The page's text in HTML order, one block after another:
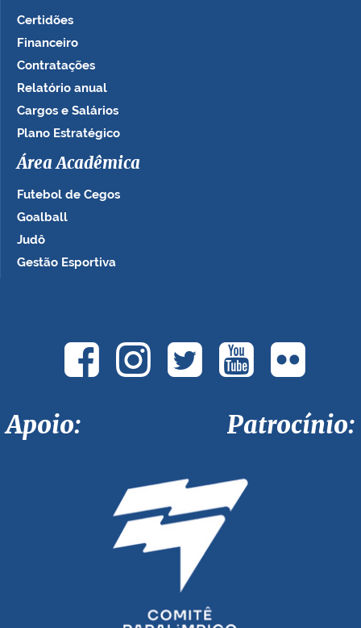
Certidões
Financeiro
Contratações
Relatório anual
Cargos e Salários
Plano Estratégico
Área Acadêmica
Futebol de Cegos
Goalball
Judô
Gestão Esportiva
Apoio: Patrocínio: